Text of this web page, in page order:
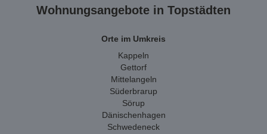
Wohnungsangebote in Topstädten
Orte im Umkreis
Kappeln
Gettorf
Mittelangeln
Süderbrarup
Sörup
Dänischenhagen
Schwedeneck